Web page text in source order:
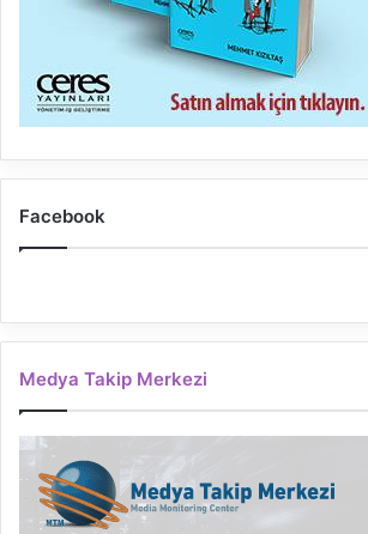
Facebook
Medya Takip Merkezi